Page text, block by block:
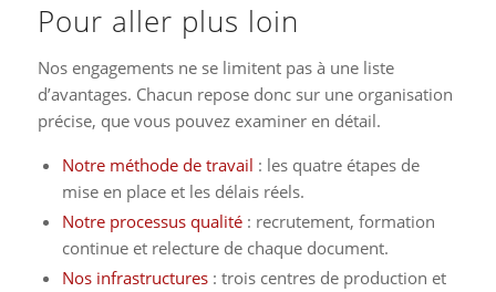
Pour aller plus loin
Nos engagements ne se limitent pas à une liste
d’avantages. Chacun repose donc sur une organisation
précise, que vous pouvez examiner en détail.
Notre méthode de travail : les quatre étapes de
mise en place et les délais réels.
Notre processus qualité: recrutement, formation
continue et relecture de chaque document.
Nos infrastructures: trois centres de production et